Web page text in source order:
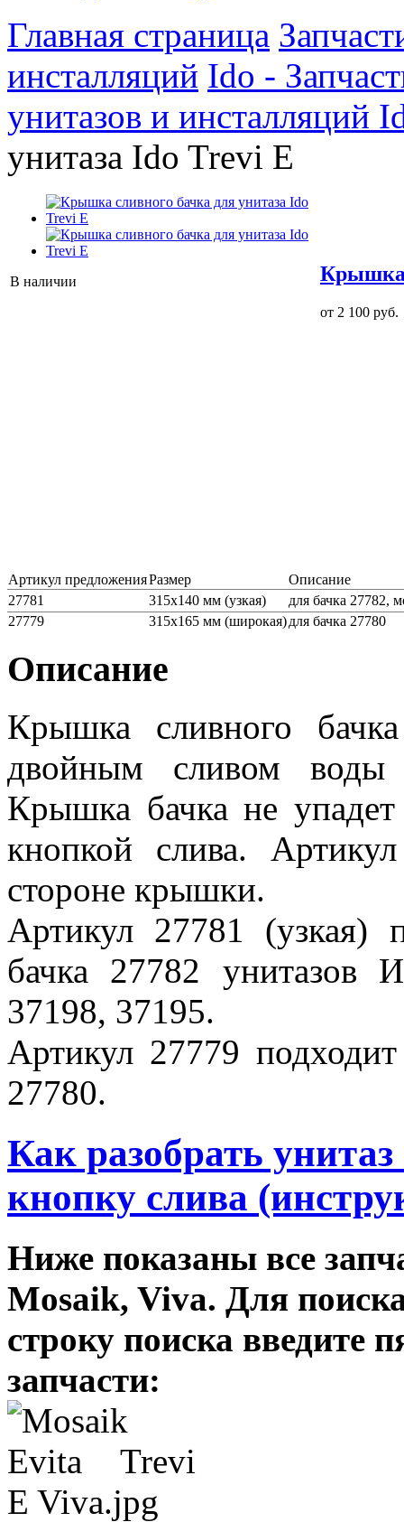
Главная страница
инсталляций Ido -
унитазов и инсталляций
унитаза Ido Trevi E
В наличии Крышка
от 2 100 руб.
Артикул предложенияРазмер
Описание
27781
315х140 мм (узкая)
для бачка 27782,
27779
315х165 мм (широкая)для бачка 27780
Описание
Крышка сливного
двойным сливом воды
Крышка бачка не
кнопкой слива.
стороне крышки.
Артикул 27781 (узкая)
бачка 27782
37198, 37195.
Артикул 27779
27780.
Как разобрать
кнопку слива
Ниже показаны все
Mosaik, Viva. Для
строку поиска введите
запчасти: